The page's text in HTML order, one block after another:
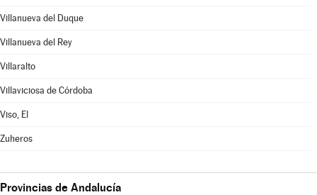
Villanueva del Duque
Villanueva del Rey
Villaralto
Villaviciosa de Córdoba
Viso, El
Zuheros
Provincias de Andalucía